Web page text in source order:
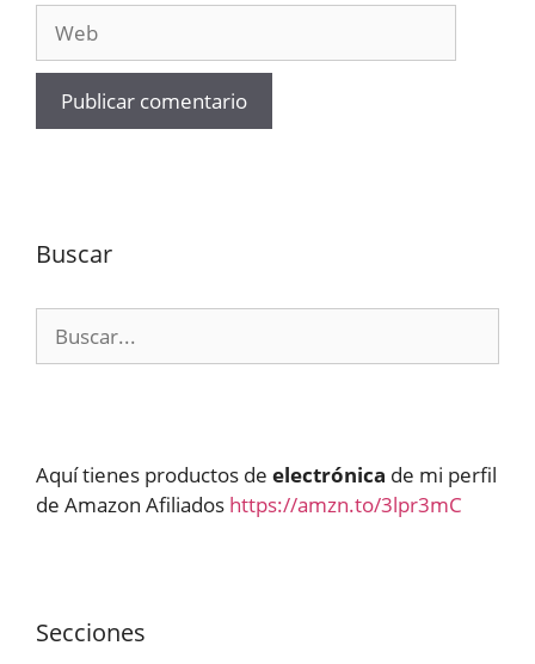
Buscar
Aquí tienes productos de electrónica de mi perfil
de Amazon Afiliados https://amzn.to/3lpr3mC
Secciones